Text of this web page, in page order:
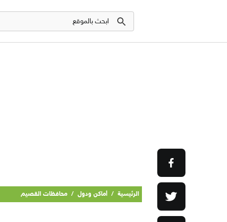
الرئيسية / أماكن ودول / محافظات القصيم